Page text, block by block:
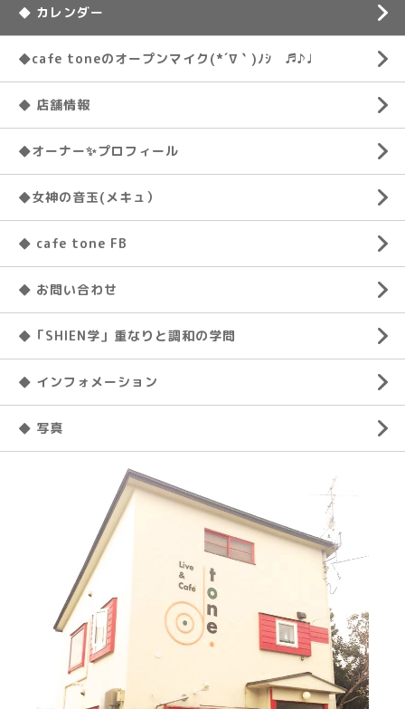
◆ カレンダー
◆cafe toneのオープンマイク(*´∇｀)ﾉｼ ♬♪♩
◆ 店舗情報
◆オーナー✨プロフィール
◆女神の音玉(メキュ）
◆ cafe tone FB
◆ お問い合わせ
◆「SHIEN学」重なりと調和の学問
◆ インフォメーション
◆ 写真